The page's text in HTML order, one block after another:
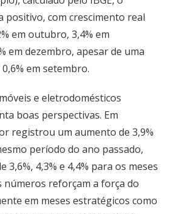
positivo, com crescimento real
em outubro, 3,4% em
em dezembro, apesar de uma
em setembro.
e eletrodomésticos
boas perspectivas. Em
registrou um aumento de 3,9%
período do ano passado,
3,6%, 4,3% e 4,4% para os meses
números reforçam a força do
em meses estratégicos como